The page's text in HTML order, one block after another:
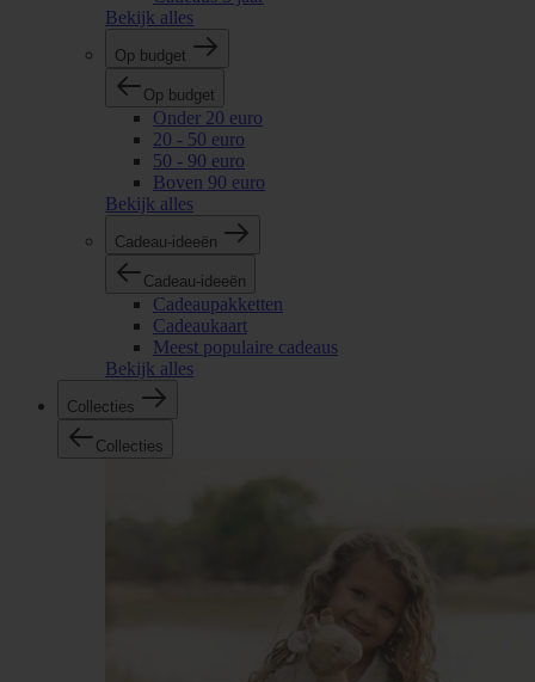
Bekijk alles
Op budget
Op budget
Onder 20 euro
20 - 50 euro
50 - 90 euro
Boven 90 euro
Bekijk alles
Cadeau-ideeën
Cadeau-ideeën
Cadeaupakketten
Cadeaukaart
Meest populaire cadeaus
Bekijk alles
Collecties
Collecties